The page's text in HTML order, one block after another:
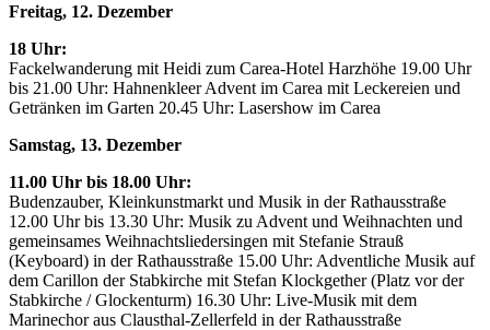
Freitag, 12. Dezember
18 Uhr:
Fackelwanderung mit Heidi zum Carea-Hotel Harzhöhe 19.00 Uhr
bis 21.00 Uhr: Hahnenkleer Advent im Carea mit Leckereien und
Getränken im Garten 20.45 Uhr: Lasershow im Carea
Samstag, 13. Dezember
11.00 Uhr bis 18.00 Uhr:
Budenzauber, Kleinkunstmarkt und Musik in der Rathausstraße
12.00 Uhr bis 13.30 Uhr: Musik zu Advent und Weihnachten und
gemeinsames Weihnachtsliedersingen mit Stefanie Strauß
(Keyboard) in der Rathausstraße 15.00 Uhr: Adventliche Musik auf
dem Carillon der Stabkirche mit Stefan Klockgether (Platz vor der
Stabkirche / Glockenturm) 16.30 Uhr: Live-Musik mit dem
Marinechor aus Clausthal-Zellerfeld in der Rathausstraße